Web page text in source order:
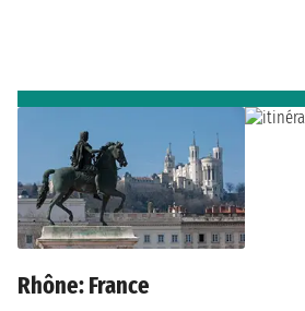
Rhône: France